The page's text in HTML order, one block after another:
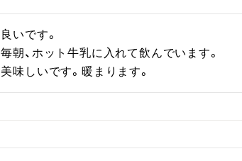
良いです。
毎朝、ホット牛乳に入れて飲んでいます。
美味しいです。暖まります。